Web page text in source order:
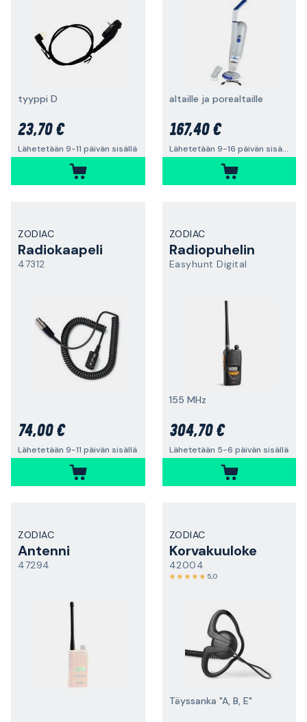
tyyppi D
23,70 €
Lähetetään 9-11 päivän sisällä
altaille ja porealtaille
167,40 €
Lähetetään 9-16 päivän sisällä
ZODIAC
Radiokaapeli
47312
74,00 €
Lähetetään 9-11 päivän sisällä
ZODIAC
Radiopuhelin
Easyhunt Digital
155 MHz
304,70 €
Lähetetään 5-6 päivän sisällä
ZODIAC
Antenni
47294
ZODIAC
Korvakuuloke
42004
5,0
Täyssanka "A, B, E"